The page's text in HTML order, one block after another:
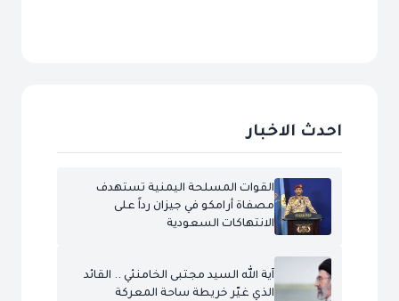
احدث الاخبار
القوات المسلحة اليمنية تستهدف
مصفاة أرامكو في جيزان رداً على
الانتهاكات السعودية
آية الله السيد مجتبى الخامنئي .. القائد
الذي غيّر خريطة ساحة المعركة